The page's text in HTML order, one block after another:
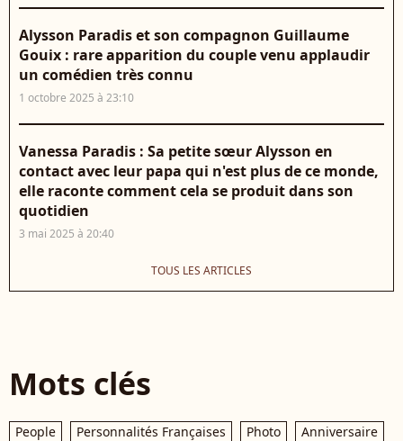
Alysson Paradis et son compagnon Guillaume
Gouix : rare apparition du couple venu applaudir
un comédien très connu
1 octobre 2025 à 23:10
Vanessa Paradis : Sa petite sœur Alysson en
contact avec leur papa qui n'est plus de ce monde,
elle raconte comment cela se produit dans son
quotidien
3 mai 2025 à 20:40
TOUS LES ARTICLES
Mots clés
People Personnalités Françaises Photo
Anniversaire